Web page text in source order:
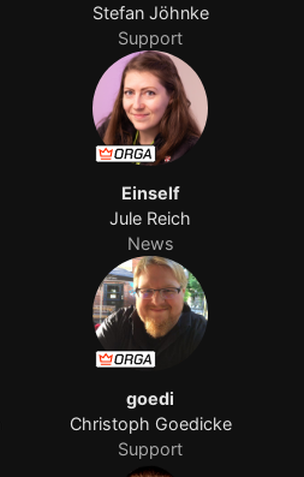
Stefan Jöhnke
Support
Einself
Jule Reich
News
goedi
Christoph Goedicke
Support